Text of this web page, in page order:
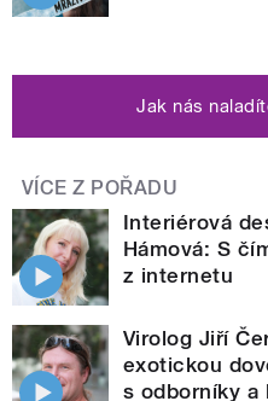
Jak nás
VÍCE Z POŘADU
Interiérová
Hámová: S
z internetu
Virolog Jiří
exotickou
s odborníky a